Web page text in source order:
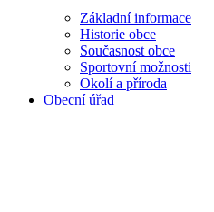
Základní informace
Historie obce
Současnost obce
Sportovní možnosti
Okolí a příroda
Obecní úřad